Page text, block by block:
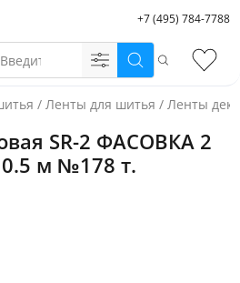
+7 (495) 784-7788
Поиск
/ Ленты для шитья / Ленты
SR-2 ФАСОВКА 2
м №178 т.